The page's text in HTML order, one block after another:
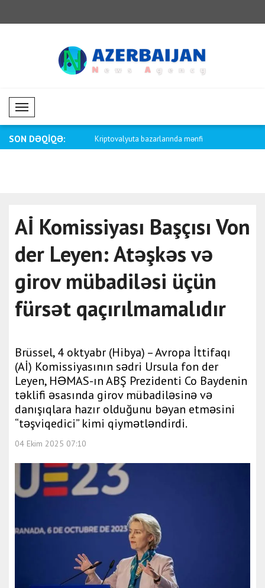
Mobil Menü
SON DƏQİQƏ:
və Papua Yeni Qvineya Kriptovalyuta bazarlarında mənfi
Aİ Komissiyası Başçısı Von
der Leyen: Atəşkəs və
girov mübadiləsi üçün
fürsət qaçırılmamalıdır
Brüssel, 4 oktyabr (Hibya) – Avropa İttifaqı
(Aİ) Komissiyasının sədri Ursula fon der
Leyen, HƏMAS-ın ABŞ Prezidenti Co Baydenin
təklifi əsasında girov mübadiləsinə və
danışıqlara hazır olduğunu bəyan etməsini
“təşviqedici” kimi qiymətləndirdi.
04 Ekim 2025 07:10